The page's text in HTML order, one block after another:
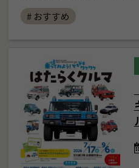
# おすすめ